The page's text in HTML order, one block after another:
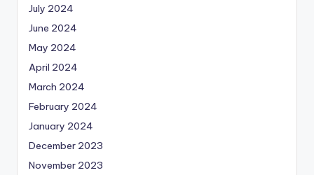
July 2024
June 2024
May 2024
April 2024
March 2024
February 2024
January 2024
December 2023
November 2023